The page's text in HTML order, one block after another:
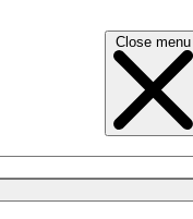
Close menu